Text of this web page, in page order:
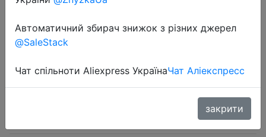
Lamp For Bmw F10 Peugeot 206
Tesla Golf 6 7 A5 Car Accessories
$9.5
Автоматичний збирач знижок з різних джерел
@SaleStack
Чат спільноти Aliexpress УкраїнаЧат Аліекспресс
закрити